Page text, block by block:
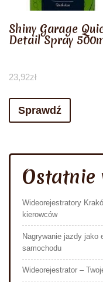
Shiny Garage
Detail Spray
23,92zł
Sprawdź
Ostatnie
Wideorejestratory
kierowców
Nagrywanie jazdy jako
samochodu
Wideorejestrator –